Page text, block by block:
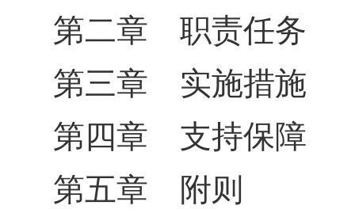
第二章 职责任务
第三章 实施措施
第四章 支持保障
第五章 附则